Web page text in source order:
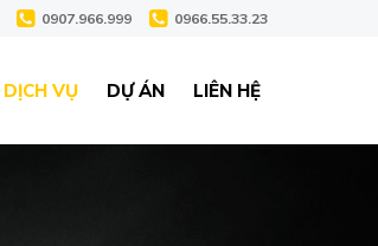
0907.966.999 0966.55.33.23
DỊCH VỤ DỰ ÁN LIÊN HỆ